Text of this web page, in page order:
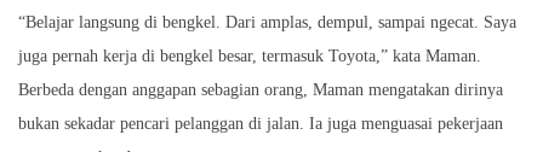
“Belajar langsung di bengkel. Dari amplas, dempul, sampai ngecat. Saya
juga pernah kerja di bengkel besar, termasuk Toyota,” kata Maman.
Berbeda dengan anggapan sebagian orang, Maman mengatakan dirinya
bukan sekadar pencari pelanggan di jalan. Ia juga menguasai pekerjaan